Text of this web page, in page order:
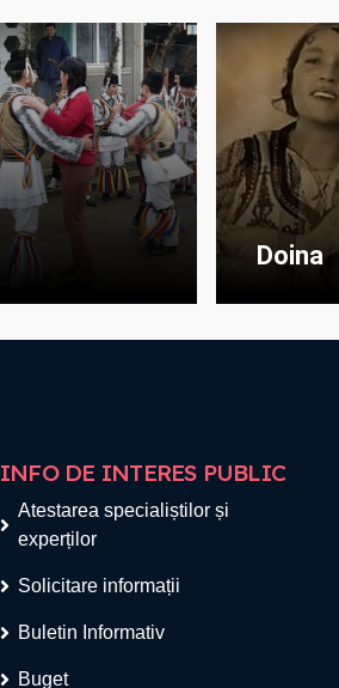
Doina
INFO DE INTERES PUBLIC
Atestarea specialiștilor și
experților
Solicitare informații
Buletin Informativ
Buget